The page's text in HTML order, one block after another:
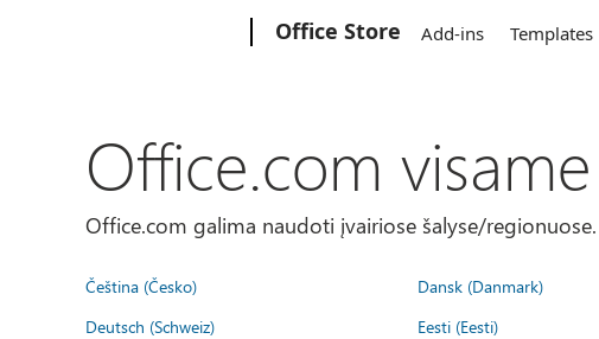
Office Store Add-ins Templates
Office.com
Office.com galima naudoti įvairiose šalyse/
Čeština (Česko) Dansk (Danmark)
Deutsch (Schweiz)
Eesti (Eesti)